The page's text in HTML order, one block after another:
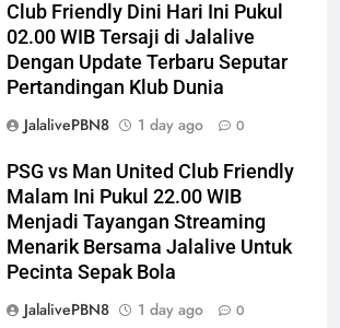
Club Friendly Dini Hari Ini Pukul
02.00 WIB Tersaji di Jalalive
Dengan Update Terbaru Seputar
Pertandingan Klub Dunia
JalalivePBN8
1 day ago 0
PSG vs Man United Club Friendly
Malam Ini Pukul 22.00 WIB
Menjadi Tayangan Streaming
Menarik Bersama Jalalive Untuk
Pecinta Sepak Bola
JalalivePBN8
1 day ago 0